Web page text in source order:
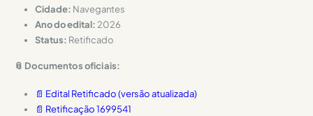
Cidade: Navegantes
Ano do edital: 2026
Status: Retificado
📎 Documentos oficiais:
📄 Edital Retificado (versão atualizada)
📄 Retificação 1699541